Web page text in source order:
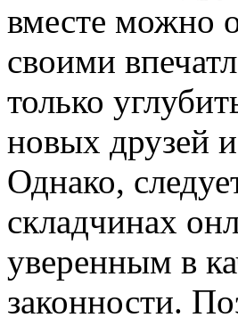
вместе можно
своими
только
новых друзей
Однако,
складчинах
уверенным в
законности.